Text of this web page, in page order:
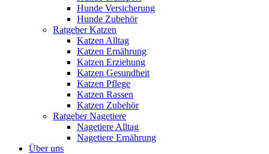
Hunde Versicherung
Hunde Zubehör
Ratgeber Katzen
Katzen Alltag
Katzen Ernährung
Katzen Erziehung
Katzen Gesundheit
Katzen Pflege
Katzen Rassen
Katzen Zubehör
Ratgeber Nagetiere
Nagetiere Alltag
Nagetiere Ernährung
Über uns